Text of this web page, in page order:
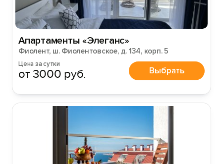
Апартаменты «Элеганс»
Фиолент, ш. Фиолентовское, д. 134, корп. 5
Цена за сутки
от 3000 руб. Выбрать